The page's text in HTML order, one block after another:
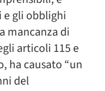
gli obblighi
mancanza di
articoli 115 e
ha causato “un
del